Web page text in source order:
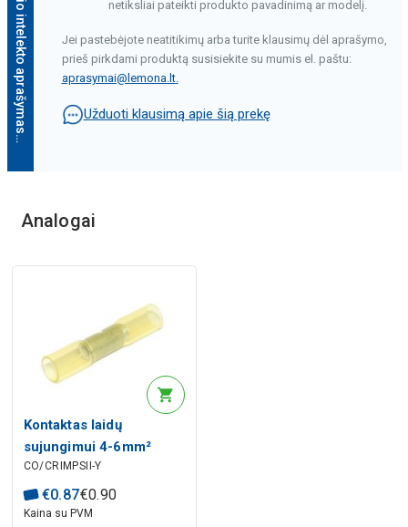
Dirbtinio intelekto aprašymas
Dirbtinio intelekto aprašymas
Dirbtinio intelekto aprašymas
netiksliai pateikti produkto pavadinimą ar modelį.
Jei pastebėjote neatitikimų arba turite klausimų dėl aprašymo,
prieš pirkdami produktą susisiekite su mumis el. paštu:
aprasymai@lemona.lt.
Užduoti klausimą apie šią prekę
Analogai
Kontaktas laidų
sujungimui 4-6mm²
laidui geltonas DSG-
CANUSA RoHS
CO/CRIMPSII-Y
€0.87€0.90
Kaina su PVM